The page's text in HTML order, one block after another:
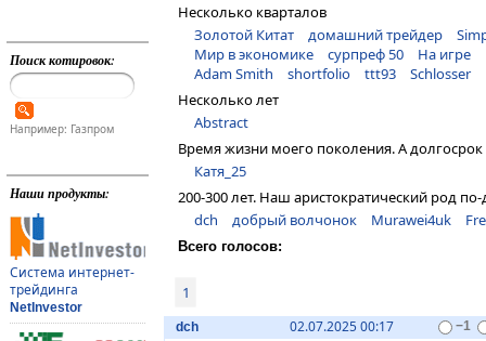
Поиск котировок:
Например: Газпром
Наши продукты:
Система интернет-
трейдинга
NetInvestor
Несколько кварталов
Золотой Китат
домашний трейдер
Мир в экономике
сурпреф 50 На игре
Adam Smith
shortfolio ttt93
Schlosser
Несколько лет
Abstract
Время жизни моего поколения. А
Катя_25
200-300 лет. Наш аристократический род
dch
добрый волчонок Murawei4uk
Всего голосов:
1
dch 02.07.2025 00:17 −1